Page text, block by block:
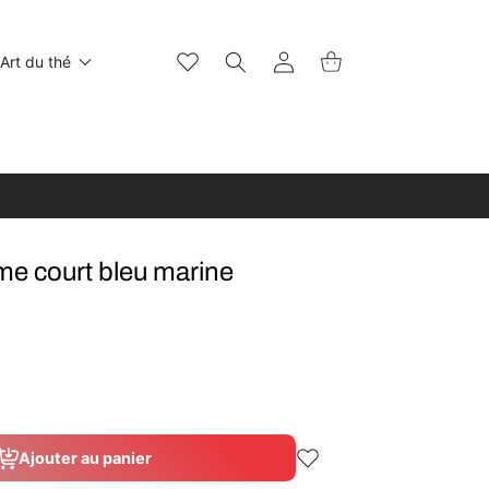
Art du thé Wishlist Connexion Panier
court bleu marine
Ajouter au panier